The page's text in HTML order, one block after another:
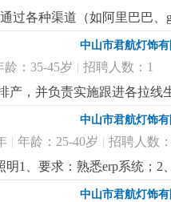
强，工作细致，能承受一
1-3年）者优先录用；5、
过各种渠道（如阿里巴巴
供售前、售中和售后服务，
应收回的款项。4、市场调
和社交媒体推广公司产品
可能出现的紧急情况。要求
以上，具备较强的英语听说
悉网络销售技巧，了解电子
...
中山市君航灯饰
龄：35-45岁 | 招聘人数：1
产，并负责实施跟进各拉
报表）；4.协助拉线培训新
行生产中质量体系，杜绝
有三年以上洗墙灯，筒灯
力突出者，工资面谈。更详
中山市君航灯饰
| 年龄：25-40岁 | 招聘人数
1、要求：熟悉erp系统；
购单，做好采购跟踪表格；
中山市君航灯饰